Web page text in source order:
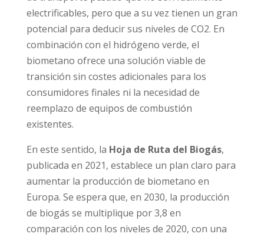
electrificables, pero que a su vez tienen un gran
potencial para deducir sus niveles de CO2. En
combinación con el hidrógeno verde, el
biometano ofrece una solución viable de
transición sin costes adicionales para los
consumidores finales ni la necesidad de
reemplazo de equipos de combustión
existentes.
En este sentido, la Hoja de Ruta del Biogás,
publicada en 2021, establece un plan claro para
aumentar la producción de biometano en
Europa. Se espera que, en 2030, la producción
de biogás se multiplique por 3,8 en
comparación con los niveles de 2020, con una